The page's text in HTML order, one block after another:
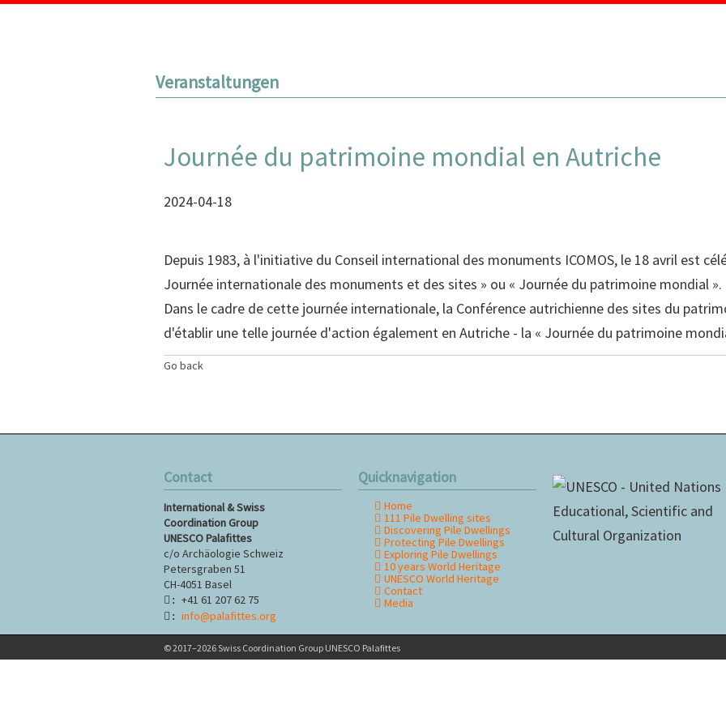
Veranstaltungen
Journée du patrimoine mondial en Autriche
2024-04-18
Depuis 1983, à l'initiative du Conseil international des monuments ICOMOS, le 18 avril est
Journée internationale des monuments et des sites » ou « Journée du patrimoine mondial ».
Dans le cadre de cette journée internationale, la Conférence autrichienne des sites du
d'établir une telle journée d'action également en Autriche - la « Journée du patrimoine
Go back
Contact
International & Swiss
Coordination Group
UNESCO Palafittes
c/o Archäologie Schweiz
Petersgraben 51
CH-4051 Basel
: +41 61 207 62 75
: info@palafittes.org
Quicknavigation
Skip
navigation
Home
111 Pile Dwelling sites
Discovering Pile Dwellings
Protecting Pile Dwellings
Exploring Pile Dwellings
10 years World Heritage
UNESCO World Heritage
Contact
Media
© 2017–2026 Swiss Coordination Group UNESCO Palafittes